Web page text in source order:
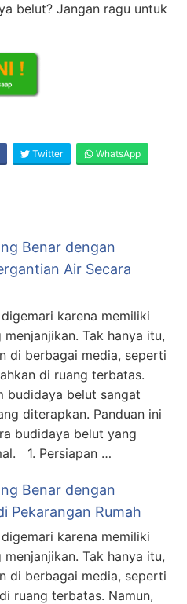
belut? Jangan ragu untuk
Twitter WhatsApp
Benar dengan
Air Secara
karena memiliki
Tak hanya itu,
di berbagai media, seperti
di ruang terbatas.
budidaya belut sangat
diterapkan. Panduan ini
budidaya belut yang
1. Persiapan …
Benar dengan
Pekarangan Rumah
karena memiliki
Tak hanya itu,
di berbagai media, seperti
ruang terbatas. Namun,